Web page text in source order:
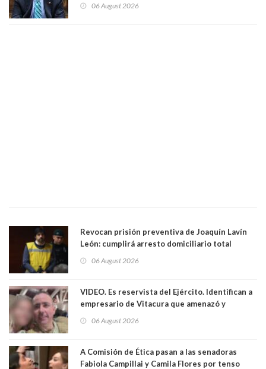
día que me muera”
06 August 2026
Revocan prisión preventiva de Joaquín Lavín
León: cumplirá arresto domiciliario total
06 August 2026
VIDEO. Es reservista del Ejército. Identifican a
empresario de Vitacura que amenazó y
al "ring raja". Se trata de Andrés Arrieta y la
06 August 2026
A Comisión de Ética pasan a las senadoras
Fabiola Campillai y Camila Flores por tenso